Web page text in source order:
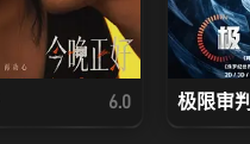
6.0 极限审判